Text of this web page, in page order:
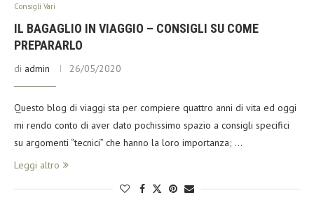
Consigli Vari
IL BAGAGLIO IN VIAGGIO – CONSIGLI SU COME
PREPARARLO
di admin 26/05/2020
Questo blog di viaggi sta per compiere quattro anni di vita ed oggi
mi rendo conto di aver dato pochissimo spazio a consigli specifici
su argomenti “tecnici” che hanno la loro importanza; …
Leggi altro